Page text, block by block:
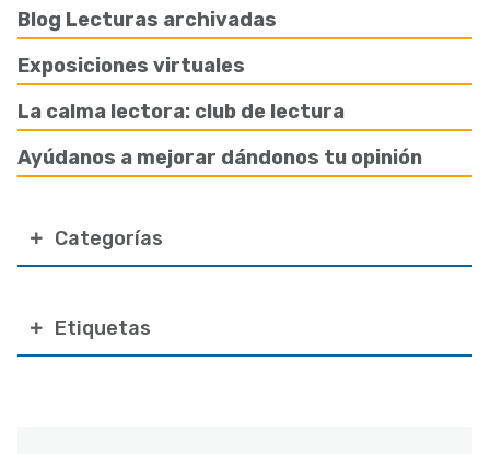
Blog Lecturas archivadas
Exposiciones virtuales
La calma lectora: club de lectura
Ayúdanos a mejorar dándonos tu opinión
Categorías
Etiquetas